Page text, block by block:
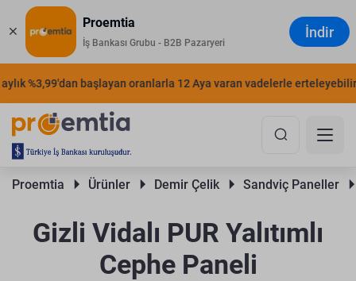
Proemtia
İş Bankası Grubu - B2B Pazaryeri
İndir
%3,99'dan başlayan oranlarla 12 Aya varan vadelerle
Proemtia Ürünler Demir Çelik Sandviç Paneller
Gizli Vidalı PUR Yalıtımlı
Cephe Paneli